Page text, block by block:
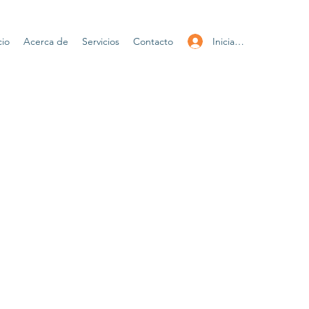
Iniciar sesión
Acerca de Servicios Contacto